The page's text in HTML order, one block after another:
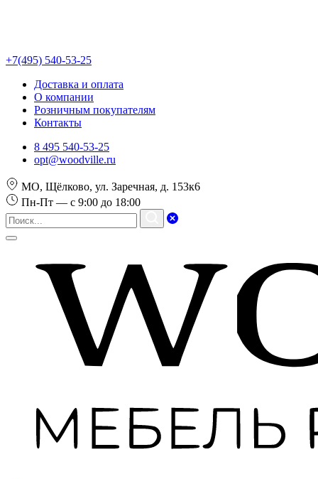
+7(495) 540-53-25
Доставка и оплата
О компании
Розничным покупателям
Контакты
8 495 540-53-25
opt@woodville.ru
МО, Щёлково, ул. Заречная, д. 153к6
Пн-Пт — с 9:00 до 18:00